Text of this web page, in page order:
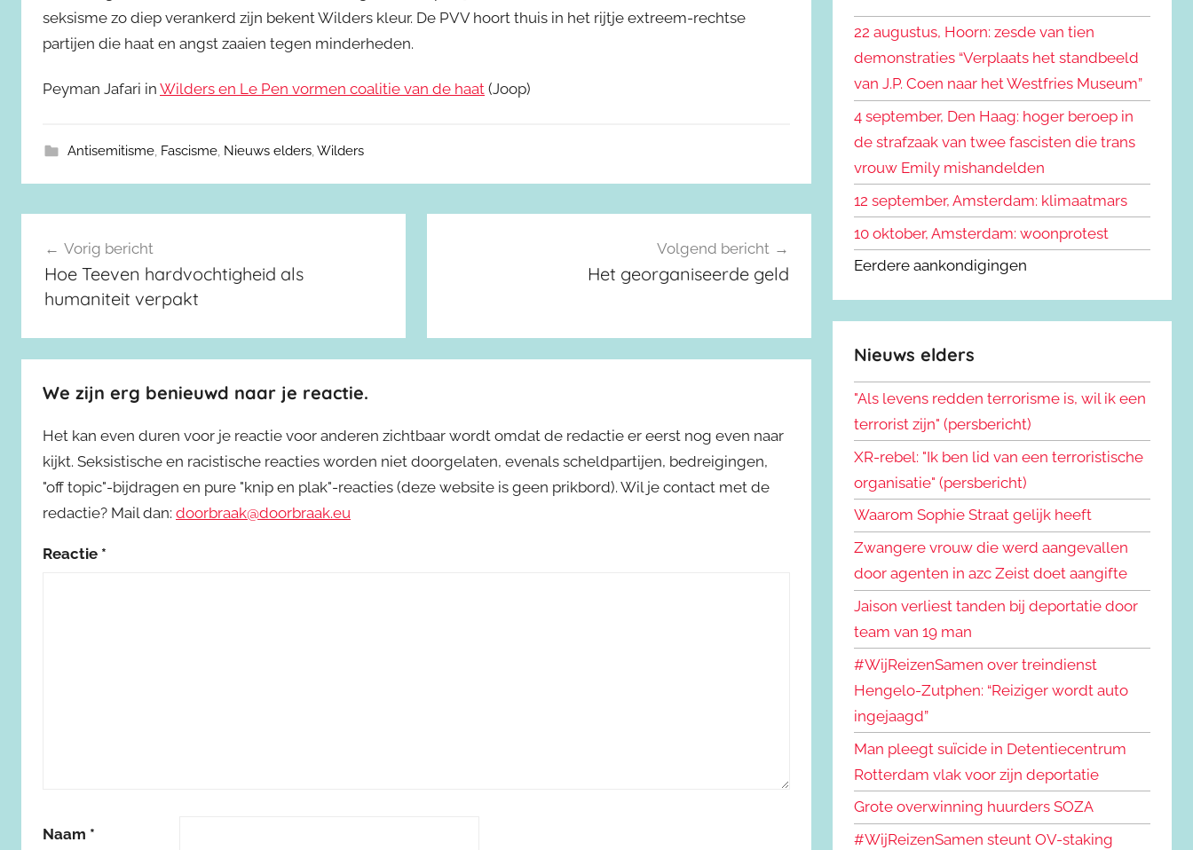
seksisme zo diep verankerd zijn bekent Wilders kleur. De PVV hoort thuis in het rijtje extreem-rechtse
partijen die haat en angst zaaien tegen minderheden.
Peyman Jafari in Wilders en Le Pen vormen coalitie van de haat (Joop)
Antisemitisme, Fascisme, Nieuws elders,Wilders
Berichtnavigatie
Vorig bericht
Hoe Teeven hardvochtigheid als
humaniteit verpakt
Volgend bericht
Het georganiseerde geld
We zijn erg benieuwd naar je reactie.
Het kan even duren voor je reactie voor anderen zichtbaar wordt omdat de redactie er eerst nog even naar
kijkt. Seksistische en racistische reacties worden niet doorgelaten, evenals scheldpartijen, bedreigingen,
"off topic"-bijdragen en pure "knip en plak"-reacties (deze website is geen prikbord). Wil je contact met de
redactie? Mail dan: doorbraak@doorbraak.eu
Reactie *
Naam *
n
a
a
r
:
n
22 augustus, Hoorn: zesde van tien
demonstraties “Verplaats het standbeeld
van J.P. Coen naar het Westfries Museum”
4 september, Den Haag: hoger beroep in
de strafzaak van twee fascisten die trans
vrouw Emily mishandelden
12 september, Amsterdam: klimaatmars
10 oktober, Amsterdam: woonprotest
Eerdere aankondigingen
Nieuws elders
"Als levens redden terrorisme is, wil ik een
terrorist zijn" (persbericht)
XR-rebel: "Ik ben lid van een terroristische
organisatie" (persbericht)
Waarom Sophie Straat gelijk heeft
Zwangere vrouw die werd aangevallen
door agenten in azc Zeist doet aangifte
Jaison verliest tanden bij deportatie door
team van 19 man
#WijReizenSamen over treindienst
Hengelo-Zutphen: “Reiziger wordt auto
ingejaagd”
Man pleegt suïcide in Detentiecentrum
Rotterdam vlak voor zijn deportatie
Grote overwinning huurders SOZA
#WijReizenSamen steunt OV-staking